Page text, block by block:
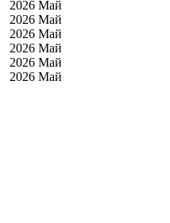
2026 Май
2026 Май
2026 Май
2026 Май
2026 Май
2026 Май